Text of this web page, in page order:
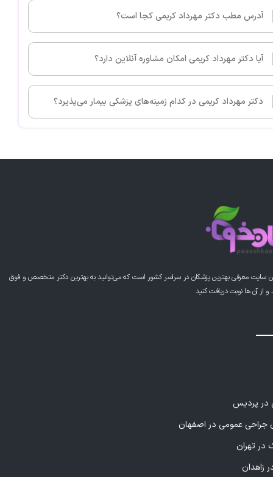
آدرس مطب دکتر مهرداد کریمی کجا است؟
آیا دکتر مهرداد کریمی امکان مشاوره آنلاین دارد؟
دکتر مهرداد کریمی در کدام زمینه‌های پزشکی بیمار می‌پذیرد؟
سایت معرفی بهترین پزشکان در سراسر کشور است که می‌توانید به بهترین دکتر متخصص و فوق
آن ها نوبت دریافت کنید
در پردیس
عمومی در اصفهان
در تهران
زاهدان